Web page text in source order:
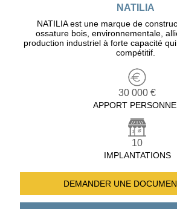
NATILIA
NATILIA est une marque de
ossature bois, environnementale,
production industriel à forte capacité
compétitif.
30 000 €
APPORT
10
IMPLANTATIONS
DEMANDER UNE